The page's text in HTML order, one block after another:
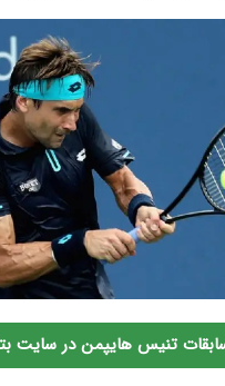
تنیس هایپمن در سایت